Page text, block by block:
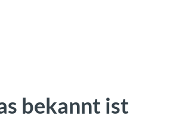
bekannt ist